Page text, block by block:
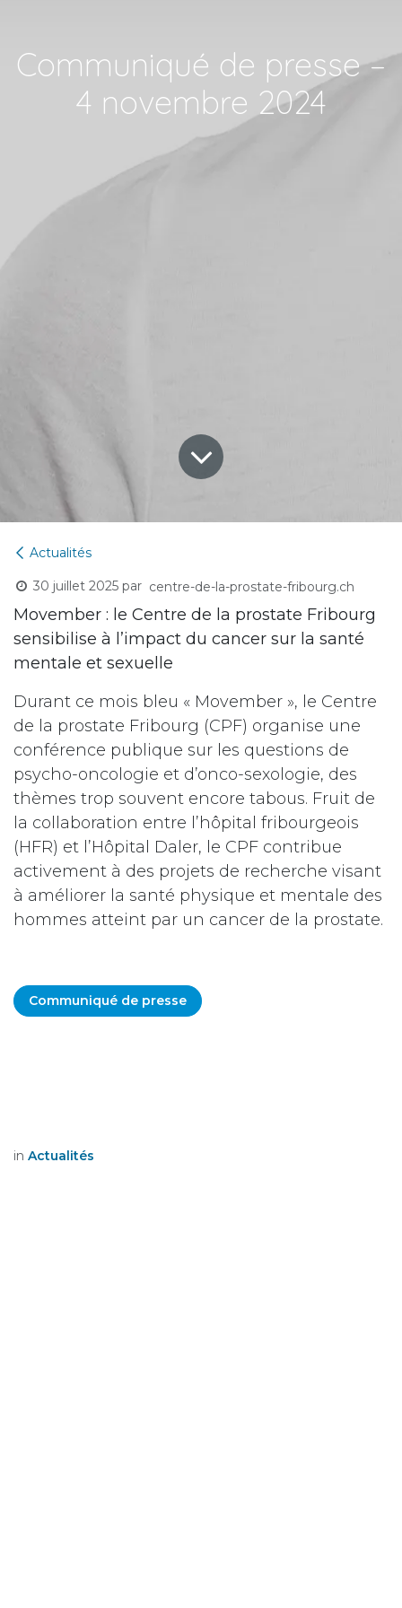
Communiqué de presse –
4 novembre 2024
Actualités
30 juillet 2025 par centre-de-la-prostate-fribourg.ch
Movember : le Centre de la prostate Fribourg
sensibilise à l’impact du cancer sur la santé
mentale et sexuelle
Durant ce mois bleu « Movember », le Centre
de la prostate Fribourg (CPF) organise une
conférence publique sur les questions de
psycho-oncologie et d’onco-sexologie, des
thèmes trop souvent encore tabous. Fruit de
la collaboration entre l’hôpital fribourgeois
(HFR) et l’Hôpital Daler, le CPF contribue
activement à des projets de recherche visant
à améliorer la santé physique et mentale des
hommes atteint par un cancer de la prostate.
Communiqué de presse
in Actualités